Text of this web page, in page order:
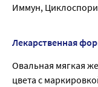
Иммун,
Лекарственная
Овальная мягкая
цвета с